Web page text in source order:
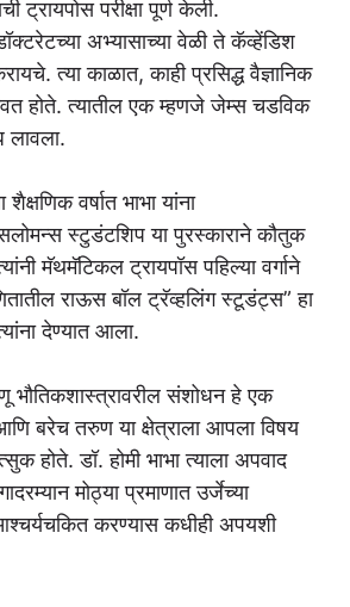
ट्रायपोस परीक्षा पूर्ण केली.
अभ्यासाच्या वेळी ते कॅव्हेंडिश
त्या काळात, काही प्रसिद्ध वैज्ञानिक
होते. त्यातील एक म्हणजे जेम्स चडविक
लावला.
वर्षात भाभा यांना
स्टुडंटशिप या पुरस्काराने कौतुक
मॅथमॅटिकल ट्रायपॉस पहिल्या वर्गाने
राऊस बॉल ट्रॅव्हलिंग स्टूडंट्स” हा
देण्यात आला.
भौतिकशास्त्रावरील संशोधन हे एक
बरेच तरुण या क्षेत्राला आपला विषय
होते. डॉ. होमी भाभा त्याला अपवाद
मोठ्या प्रमाणात उर्जेच्या
करण्यास कधीही अपयशी